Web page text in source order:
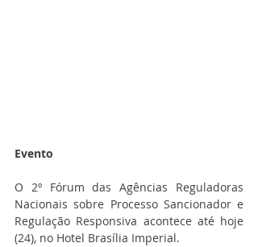
Evento
O 2º Fórum das Agências Reguladoras
Nacionais sobre Processo Sancionador e
Regulação Responsiva acontece até hoje
(24), no Hotel Brasília Imperial.